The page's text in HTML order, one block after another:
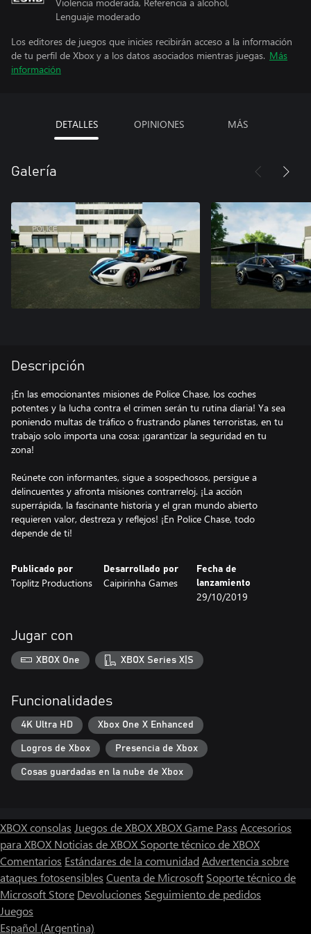
Lenguaje moderado
Los editores de juegos que inicies recibirán acceso a la información
de tu perfil de Xbox y a los datos asociados mientras juegas. Más
información
DETALLES OPINIONES MÁS
Galería
Descripción
¡En las emocionantes misiones de Police Chase, los coches
potentes y la lucha contra el crimen serán tu rutina diaria! Ya sea
poniendo multas de tráfico o frustrando planes terroristas, en tu
trabajo solo importa una cosa: ¡garantizar la seguridad en tu
zona!
Reúnete con informantes, sigue a sospechosos, persigue a
delincuentes y afronta misiones contrarreloj. ¡La acción
superrápida, la fascinante historia y el gran mundo abierto
requieren valor, destreza y reflejos! ¡En Police Chase, todo
depende de ti!
Publicado por
Toplitz Productions
Desarrollado por
Caipirinha Games
Fecha de
lanzamiento
29/10/2019
Jugar con
XBOX One XBOX Series X|S
Funcionalidades
4K Ultra HD Xbox One X Enhanced
Logros de Xbox Presencia de Xbox
Cosas guardadas en la nube de Xbox
XBOX consolas Juegos de XBOXXBOX Game Pass Accesorios
para XBOX Noticias de XBOX Soporte técnico de XBOX
Comentarios Estándares de la comunidad Advertencia sobre
ataques fotosensibles Cuenta de Microsoft Soporte técnico de
Microsoft Store Devoluciones Seguimiento de pedidos
Juegos
Español (Argentina)